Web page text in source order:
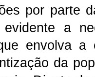
por parte
evidente a
envolva a
da